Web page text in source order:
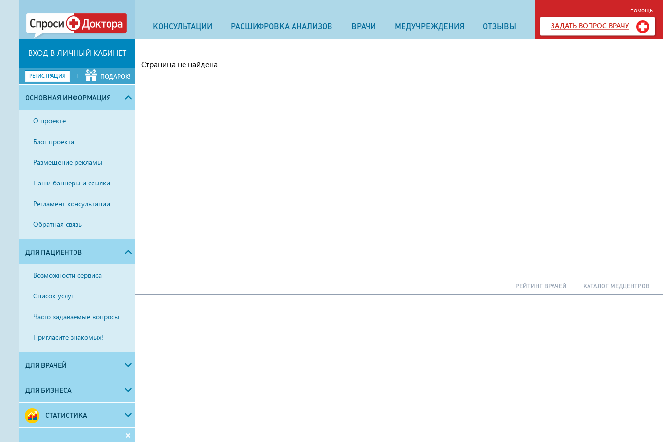
ВХОД В ЛИЧНЫЙ КАБИНЕТ
РЕГИСТРАЦИЯ + ПОДАРОК!
ОСНОВНАЯ ИНФОРМАЦИЯ
О проекте
Блог проекта
Размещение рекламы
Наши баннеры и ссылки
Регламент консультации
Обратная связь
ДЛЯ ПАЦИЕНТОВ
Возможности сервиса
Список услуг
Часто задаваемые вопросы
Пригласите знакомых!
ДЛЯ ВРАЧЕЙ
ДЛЯ БИЗНЕСА
СТАТИСТИКА
помощь
ЗАДАТЬ ВОПРОС ВРАЧУ
КОНСУЛЬТАЦИИ РАСШИФРОВКА АНАЛИЗОВ ВРАЧИ МЕДУЧРЕЖДЕНИЯ ОТЗЫВЫ
Страница не найдена
РЕЙТИНГ ВРАЧЕЙ КАТАЛОГ МЕДЦЕНТРОВ